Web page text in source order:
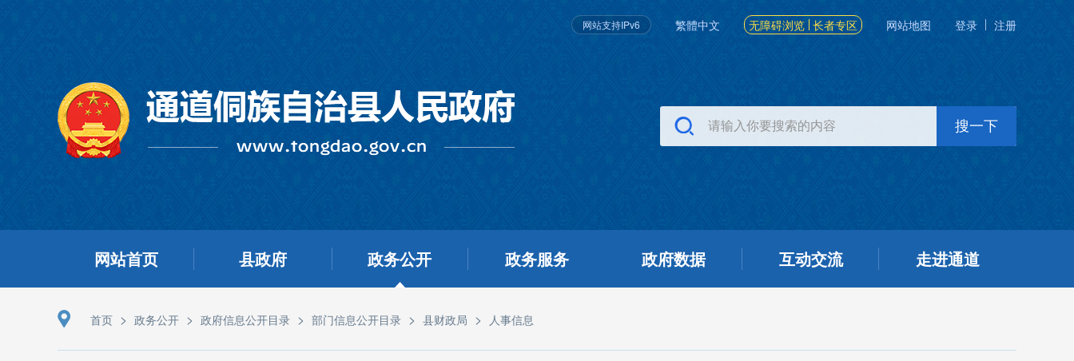
网站支持IPv6 繁體中文 无障碍浏览 长者专区 网站地图 登录 注册
网站首页 县政府 政务公开 政务服务 政府数据 互动交流 走进通道
首页 > 政务公开 > 政府信息公开目录 > 部门信息公开目录 > 县财政局 > 人事信息